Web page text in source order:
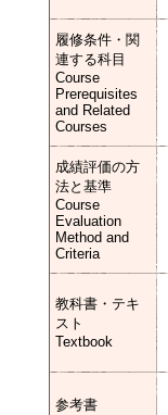
履修条件・関
連する科目
Course
Prerequisites
and Related
Courses
成績評価の方
法と基準
Course
Evaluation
Method and
Criteria
教科書・テキ
スト
Textbook
参考書